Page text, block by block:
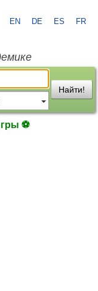
EN DE ES FR
Найти!
⚽